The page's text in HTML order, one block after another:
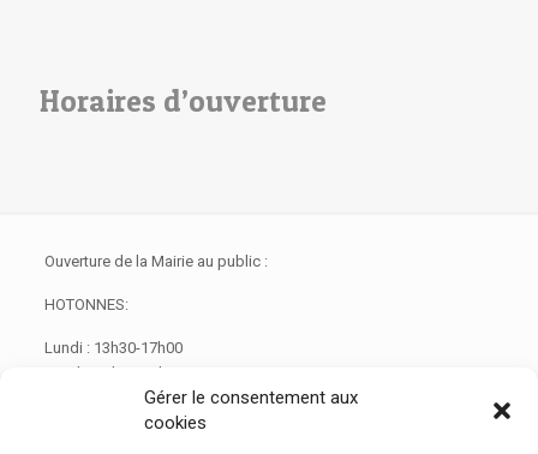
Gérer le consentement aux
cookies
Horaires d’ouverture
Ouverture de la Mairie au public :
HOTONNES:
Lundi : 13h30-17h00
Mardi : 12h00-14h00
Jeudi : 10h00-13h00
Vendredi : 13h30-17h00